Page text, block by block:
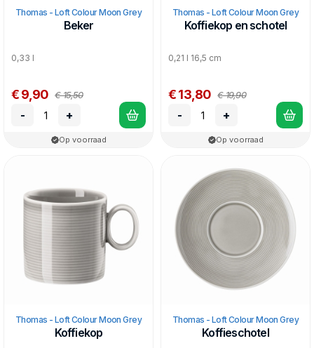
Thomas - Loft Colour Moon Grey
Beker
0,33 l
€ 9,90 € 15,50
- +
Op voorraad
Thomas - Loft Colour Moon Grey
Koffiekop en schotel
0,21 l 16,5 cm
€ 13,80 € 19,90
- +
Op voorraad
Thomas - Loft Colour Moon Grey
Koffiekop
Thomas - Loft Colour Moon Grey
Koffieschotel